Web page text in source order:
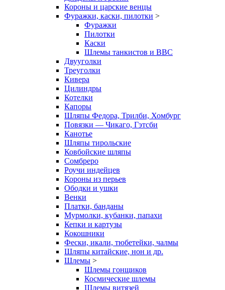
Короны и царские венцы
Фуражки, каски, пилотки >
Фуражки
Пилотки
Каски
Шлемы танкистов и ВВС
Двууголки
Треуголки
Кивера
Цилиндры
Котелки
Капоры
Шляпы Федора, Трилби, Хомбург
Повязки — Чикаго, Гэтсби
Канотье
Шляпы тирольские
Ковбойские шляпы
Сомбреро
Роучи индейцев
Короны из перьев
Ободки и ушки
Венки
Платки, банданы
Мурмолки, кубанки, папахи
Кепки и картузы
Кокошники
Фески, икали, тюбетейки, чалмы
Шляпы китайские, нон и др.
Шлемы >
Шлемы гонщиков
Космические шлемы
Шлемы витязей